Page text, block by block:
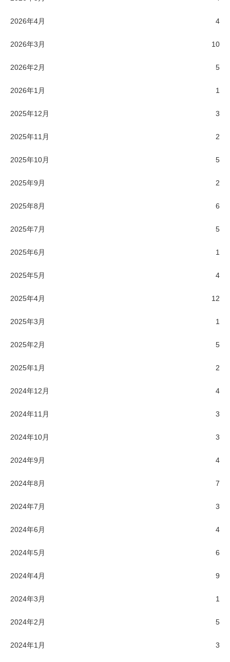
2026年4月 4
2026年3月 10
2026年2月 5
2026年1月 1
2025年12月 3
2025年11月 2
2025年10月 5
2025年9月 2
2025年8月 6
2025年7月 5
2025年6月 1
2025年5月 4
2025年4月 12
2025年3月 1
2025年2月 5
2025年1月 2
2024年12月 4
2024年11月 3
2024年10月 3
2024年9月 4
2024年8月 7
2024年7月 3
2024年6月 4
2024年5月 6
2024年4月 9
2024年3月 1
2024年2月 5
2024年1月 3